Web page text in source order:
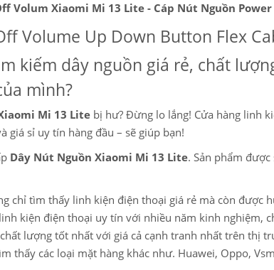
Volum Xiaomi Mi 13 Lite - Cáp Nút Nguồn
Volume Up Down Button Flex
kiếm dây nguồn giá rẻ, chất
mình?
Mi 13 Lite bị hư? Đừng lo lắng! Cửa hàng linh
giá sỉ uy tín hàng đầu – sẽ giúp bạn!
Dây Nút Nguồn Xiaomi Mi 13 Lite. Sản phẩm
chỉ tìm thấy linh kiện điện thoại giá rẻ mà còn được
kiện điện thoại uy tín với nhiều năm kinh nghiệm,
lượng tốt nhất với giá cả cạnh tranh nhất trên thị
thấy các loại mặt hàng khác như. Huawei, Oppo,